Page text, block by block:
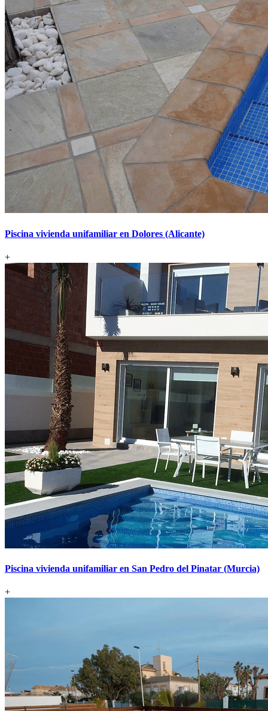
Piscina vivienda unifamiliar en Dolores (Alicante)
+
Piscina vivienda unifamiliar en San Pedro del Pinatar (Murcia)
+